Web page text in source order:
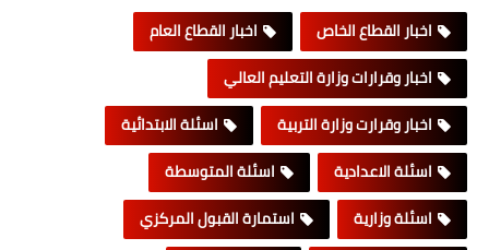
اخبار القطاع الخاص
اخبار القطاع العام
اخبار وقرارات وزارة التعليم العالي
اخبار وقرارت وزارة التربية
اسئلة الابتدائية
اسئلة الاعدادية
اسئلة المتوسطة
اسئلة وزارية
استمارة القبول المركزي